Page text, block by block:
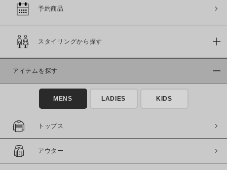
予約商品
スタイリングから探す
アイテムを探す
MENS LADIES KIDS
トップス
アウター